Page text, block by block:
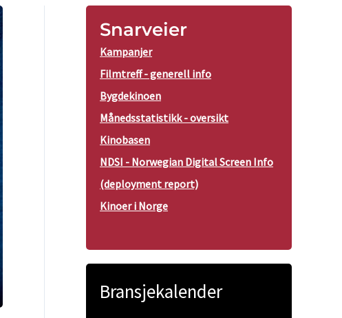
Snarveier
Kampanjer
Filmtreff - generell info
Bygdekinoen
Månedsstatistikk - oversikt
Kinobasen
NDSI - Norwegian Digital Screen Info
(deployment report)
Kinoer i Norge
Bransjekalender